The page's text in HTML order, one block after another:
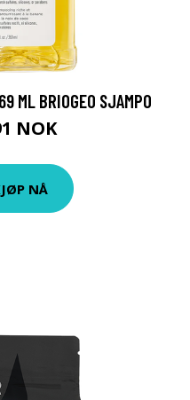
ML BRIOGEO SJAMPO
NOK
NÅ